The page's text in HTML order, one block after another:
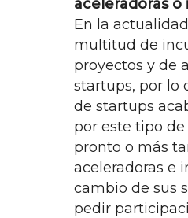
aceleradoras
En la
multitud de
proyectos y de
startups, por lo
de startups
por este tipo
pronto o más
aceleradoras e
cambio de sus
pedir